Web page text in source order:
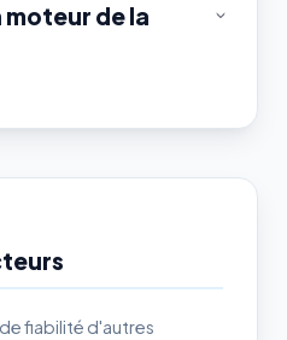
moteur de la
fiabilité d'autres